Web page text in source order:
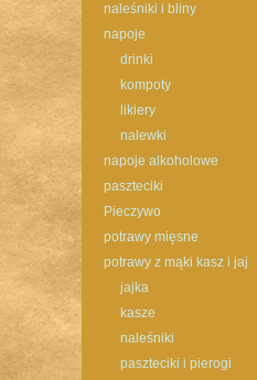
naleśniki i bliny
napoje
drinki
kompoty
likiery
nalewki
napoje alkoholowe
paszteciki
Pieczywo
potrawy mięsne
potrawy z mąki kasz i jaj
jajka
kasze
naleśniki
paszteciki i pierogi